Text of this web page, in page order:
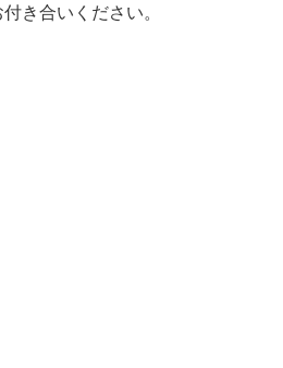
き合いください。